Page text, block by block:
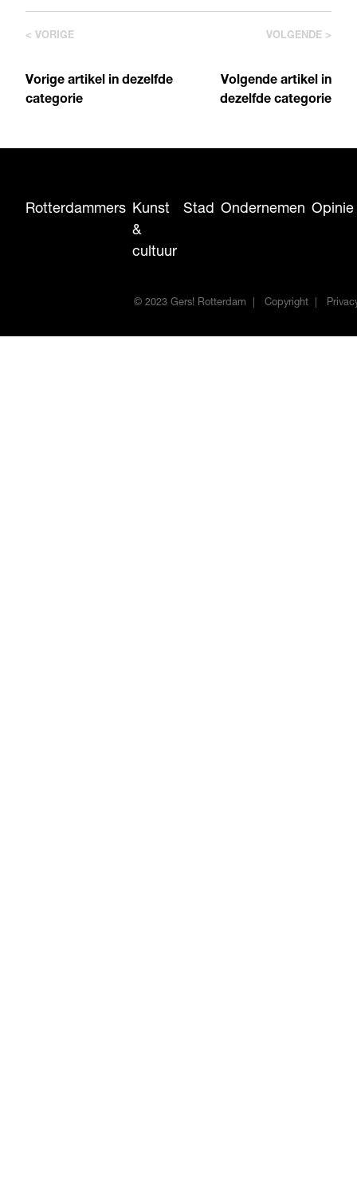
< VORIGE
Vorige artikel in dezelfde
categorie
VOLGENDE >
Volgende artikel in
dezelfde categorie
Rotterdammers Kunst
&
cultuur
Stad Ondernemen Opinie
© 2023 Gers! Rotterdam Copyright